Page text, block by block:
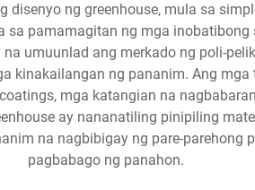
ng greenhouse, mula sa
pamamagitan ng mga
umuunlad ang merkado ng poli-
kinakailangan ng pananim. Ang
mga katangian na
ay nananatiling pinipiling
na nagbibigay ng pare-parehong
pagbabago ng panahon.